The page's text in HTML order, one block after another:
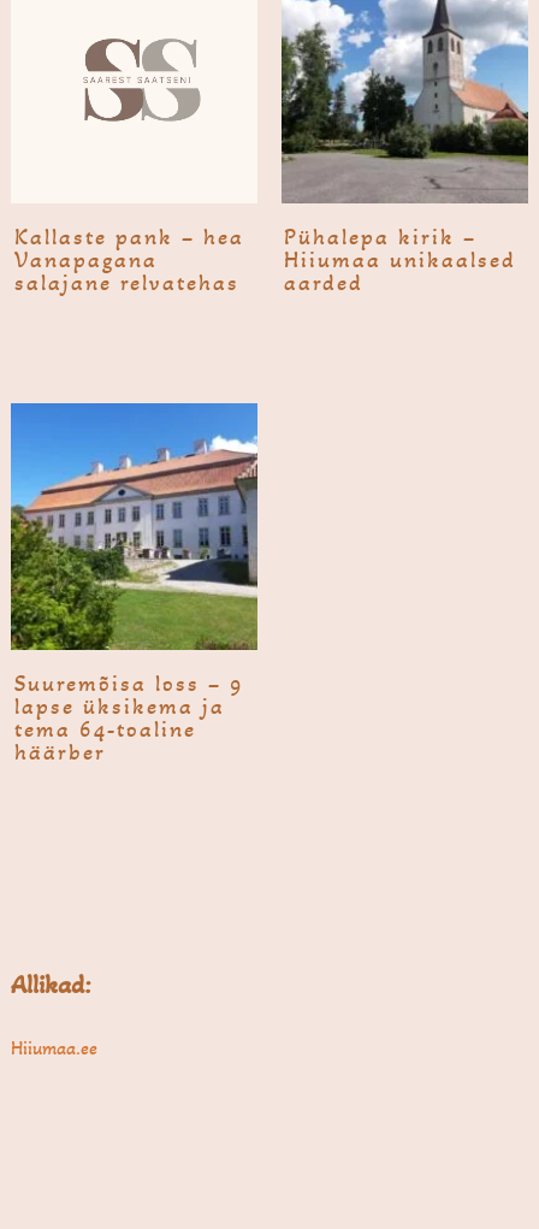
Kallaste pank – hea
Vanapagana
salajane relvatehas
Pühale­pa kirik –
Hiiumaa unikaalsed
aarded
Suure­mõisa loss – 9
lapse üksikema ja
tema 64-toaline
häärber
Allikad:
Hiiumaa.ee